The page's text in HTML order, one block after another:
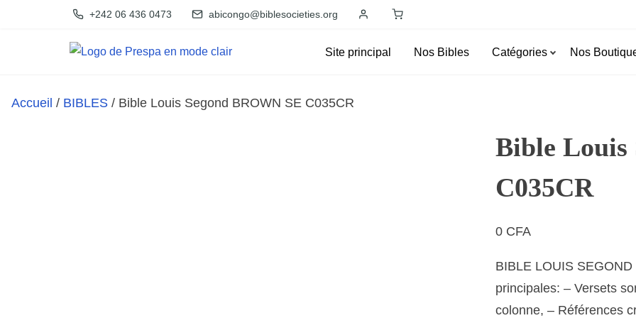
+242 06 436 0473 abicongo@biblesocieties.org
Site principal Nos Bibles Catégories Nos
Accueil / BIBLES / Bible Louis Segond BROWN SE C035CR
Bible Louis
C035CR
0 CFA
BIBLE LOUIS
principales: – Versets
colonne, – Références